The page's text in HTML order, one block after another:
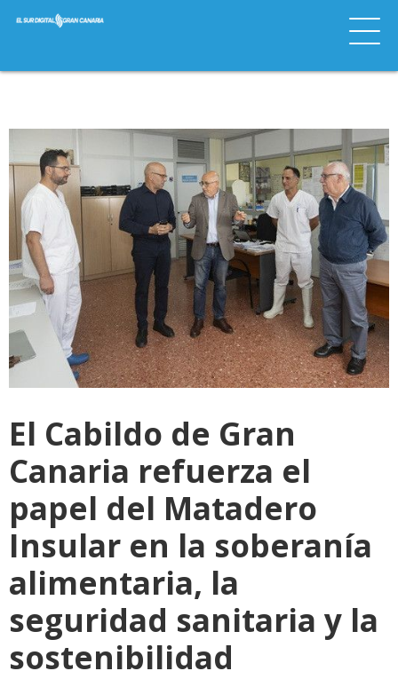
El Cabildo de Gran
Canaria refuerza el
papel del Matadero
Insular en la soberanía
alimentaria, la
seguridad sanitaria y la
sostenibilidad